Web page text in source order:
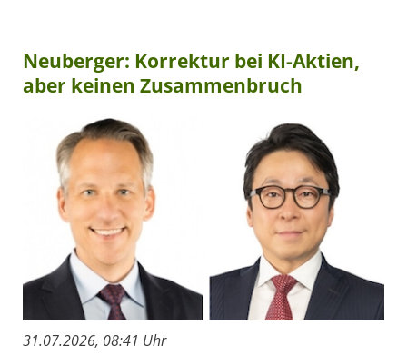
Neuberger: Korrektur bei KI-Aktien,
aber keinen Zusammenbruch
31.07.2026, 08:41 Uhr